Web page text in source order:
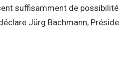
suffisamment de
Jürg Bachmann,